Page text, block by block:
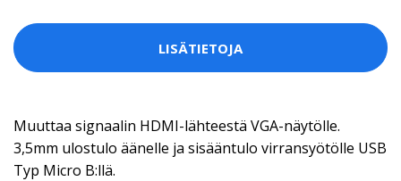
LISÄTIETOJA
Muuttaa signaalin HDMI-lähteestä VGA-näytölle.
3,5mm ulostulo äänelle ja sisääntulo virransyötölle USB
Typ Micro B:llä.